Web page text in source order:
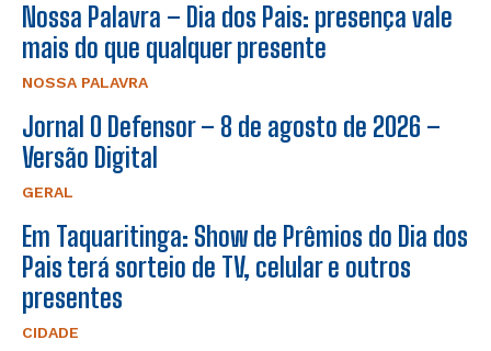
Nossa Palavra – Dia dos Pais: presença vale
mais do que qualquer presente
NOSSA PALAVRA
Jornal O Defensor – 8 de agosto de 2026 –
Versão Digital
GERAL
Em Taquaritinga: Show de Prêmios do Dia dos
Pais terá sorteio de TV, celular e outros
presentes
CIDADE